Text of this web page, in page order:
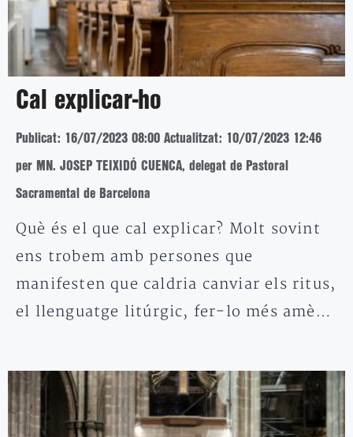
Cal explicar-ho
Publicat: 16/07/2023 08:00 Actualitzat: 10/07/2023 12:46
per MN. JOSEP TEIXIDÓ CUENCA, delegat de Pastoral
Sacramental de Barcelona
Què és el que cal explicar? Molt sovint
ens trobem amb persones que
manifesten que caldria canviar els ritus,
el llenguatge litúrgic, fer-lo més amè…